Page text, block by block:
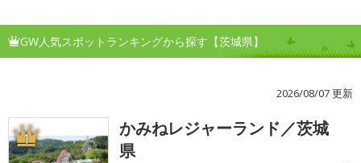
GW人気スポットランキングから探す【茨城県】
2026/08/07 更新
1
かみねレジャーランド／茨城
県